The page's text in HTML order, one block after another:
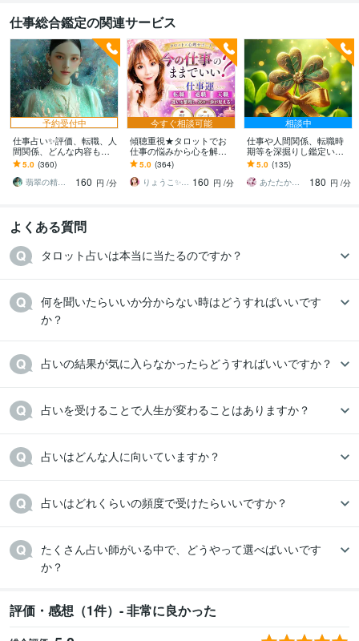
仕事総合鑑定の関連サービス
予約受付中
仕事占い✨評価、転職、人
間関係、どんな内容も視
ます キャリアのお悩みを
高次の視点から読み解く
深層リーディング✨
5.0 (360)
翡翠の精霊魔導師✧叶花Kyoka
160 円 /分
今すぐ相談可能
傾聴重視★タロットでお
仕事の悩みから心を解放
します このままでいい？
迷いから脱却✨転職・適
職・天職｜心理サポート
5.0 (364)
りょうこ✨心を癒し現実を動かすセラピスト 160 円 /分
相談中
仕事や人間関係、転職時
期等を深掘りし鑑定いた
します 環境との相性、努
力の方向性等悩みを聞き
ながら読み解きます
5.0 (135)
あたたかな ゆうひ
180 円 /分
よくある質問
タロット占いは本当に当たるのですか？
何を聞いたらいいか分からない時はどうすればいいです
か？
占いの結果が気に入らなかったらどうすればいいですか？
占いを受けることで人生が変わることはありますか？
占いはどんな人に向いていますか？
占いはどれくらいの頻度で受けたらいいですか？
たくさん占い師がいる中で、どうやって選べばいいです
か？
評価・感想（1件）- 非常に良かった